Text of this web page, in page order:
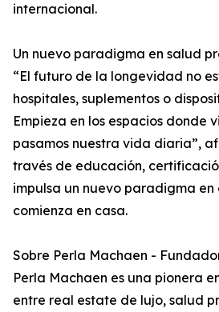
internacional.
Un nuevo paradigma en salud
“El futuro de la longevidad no
hospitales, suplementos o
Empieza en los espacios donde
pasamos nuestra vida diaria”,
través de educación,
impulsa un nuevo paradigma en
comienza en casa.
Sobre Perla Machaen -
Perla Machaen es una pionera
entre real estate de lujo, salud